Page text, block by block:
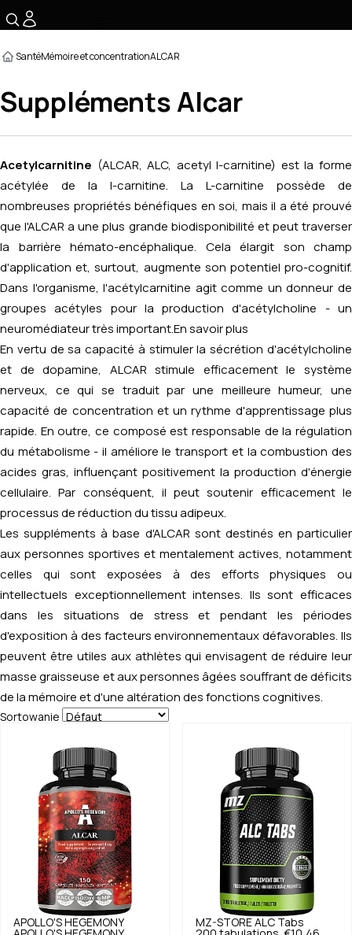
SantéMémoire et concentrationALCAR
Suppléments Alcar
Acetylcarnitine (ALCAR, ALC, acetyl l-carnitine) est la forme
acétylée de la l-carnitine. La L-carnitine possède de
nombreuses propriétés bénéfiques en soi, mais il a été prouvé
que l'ALCAR a une plus grande biodisponibilité et peut traverser
la barrière hémato-encéphalique. Cela élargit son champ
d'application et, surtout, augmente son potentiel pro-cognitif.
Dans l'organisme, l'acétylcarnitine agit comme un donneur de
groupes acétyles pour la production d'acétylcholine - un
neuromédiateur très important. En savoir plus
En vertu de sa capacité à stimuler la sécrétion d'acétylcholine
et de dopamine, ALCAR stimule efficacement le système
nerveux, ce qui se traduit par une meilleure humeur, une
capacité de concentration et un rythme d'apprentissage plus
rapide. En outre, ce composé est responsable de la régulation
du métabolisme - il améliore le transport et la combustion des
acides gras, influençant positivement la production d'énergie
cellulaire. Par conséquent, il peut soutenir efficacement le
processus de réduction du tissu adipeux.
Les suppléments à base d'ALCAR sont destinés en particulier
aux personnes sportives et mentalement actives, notamment
celles qui sont exposées à des efforts physiques ou
intellectuels exceptionnellement intenses. Ils sont efficaces
dans les situations de stress et pendant les périodes
d'exposition à des facteurs environnementaux défavorables. Ils
peuvent être utiles aux athlètes qui envisagent de réduire leur
masse graisseuse et aux personnes âgées souffrant de déficits
de la mémoire et d'une altération des fonctions cognitives.
Sortowanie
APOLLO'S HEGEMONY
MZ-STORE ALC Tabs